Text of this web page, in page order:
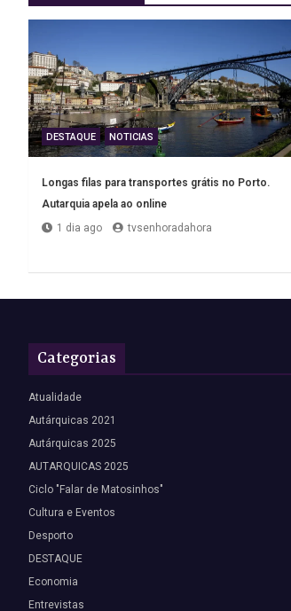
DESTAQUE NOTICIAS
Longas filas para transportes grátis no Porto.
Autarquia apela ao online
1 dia ago
tvsenhoradahora
Categorias
Atualidade
Autárquicas 2021
Autárquicas 2025
AUTARQUICAS 2025
Ciclo "Falar de Matosinhos"
Cultura e Eventos
Desporto
DESTAQUE
Economia
Entrevistas